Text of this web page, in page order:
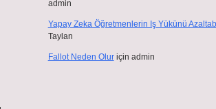
admin
Yapay Zeka Öğretmenlerin Iş Yükünü
Taylan
Fallot Neden Oluriçin admin